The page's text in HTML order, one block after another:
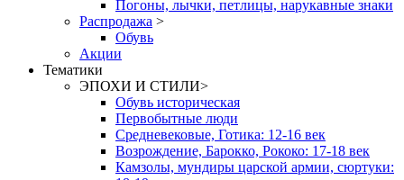
Погоны, лычки, петлицы, нарукавные знаки
Распродажа >
Обувь
Акции
Тематики
ЭПОХИ И СТИЛИ>
Обувь историческая
Первобытные люди
Средневековые, Готика: 12-16 век
Возрождение, Барокко, Рококо: 17-18 век
Камзолы, мундиры царской армии, сюртуки: